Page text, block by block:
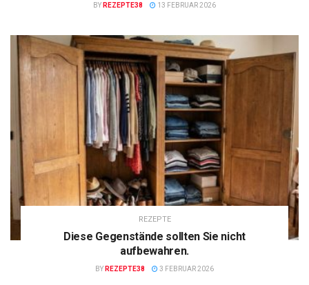
BY REZEPTE38 13 FEBRUAR 2026
REZEPTE
Diese Gegenstände sollten Sie nicht
aufbewahren.
BY REZEPTE38 3 FEBRUAR 2026